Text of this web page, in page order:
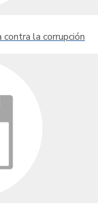
la corrupción